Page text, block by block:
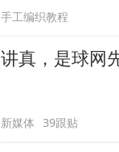
手工编织教程
讲真，是球网
新媒体 39跟贴